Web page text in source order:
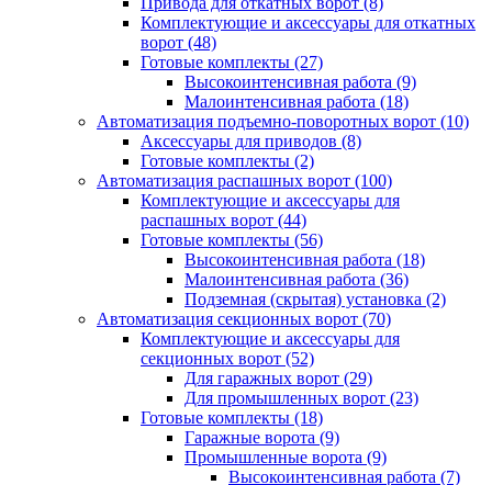
Комплектующие и аксессуары для откатных
ворот (48)
Готовые комплекты (27)
Высокоинтенсивная работа (9)
Малоинтенсивная работа (18)
Автоматизация подъемно-поворотных ворот (10)
Аксессуары для приводов (8)
Готовые комплекты (2)
Автоматизация распашных ворот (100)
Комплектующие и аксессуары для
распашных ворот (44)
Готовые комплекты (56)
Высокоинтенсивная работа (18)
Малоинтенсивная работа (36)
Подземная (скрытая) установка (2)
Автоматизация секционных ворот (70)
Комплектующие и аксессуары для
секционных ворот (52)
Для гаражных ворот (29)
Для промышленных ворот (23)
Готовые комплекты (18)
Гаражные ворота (9)
Промышленные ворота (9)
Высокоинтенсивная работа (7)